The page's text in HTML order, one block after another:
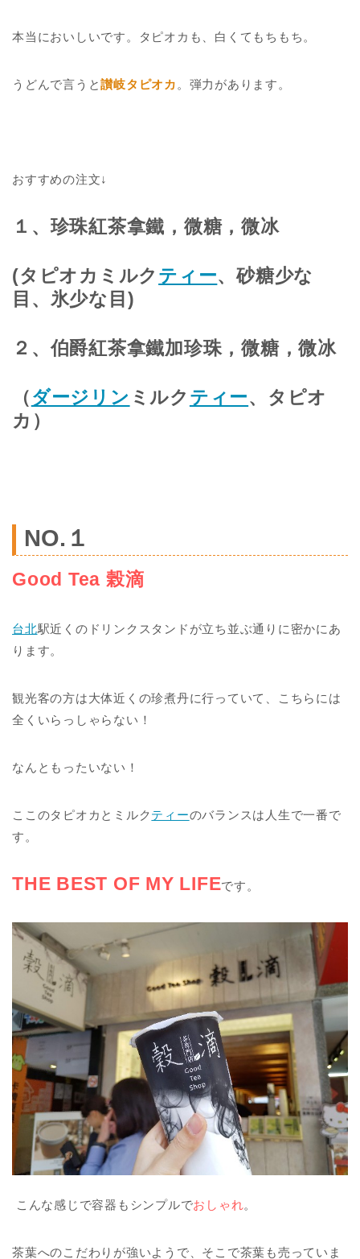
本当においしいです。タピオカも、白くてもちもち。
うどんで言うと讃岐タピオカ 。弾力があります。
おすすめの注文↓
１、珍珠紅茶拿鐵，微糖，微冰
(タピオカミルク ティー、砂糖少な
目、氷少な目)
２、伯爵紅茶拿鐵加珍珠，微糖，微冰
（ダージリン ミルク ティー、タピオ
カ）
NO.１
Good Tea 榖滴
台北駅近くのドリンクスタンドが立ち並ぶ通りに密かにあ
ります。
観光客の方は大体近くの珍煮丹に行っていて、こちらには
全くいらっしゃらない！
なんともったいない！
ここのタピオカとミルクティーのバランスは人生で一番で
す。
THE BEST OF MY LIFEです。
こんな感じで容器もシンプルでおしゃれ。
茶葉へのこだわりが強いようで、そこで茶葉も売っていま